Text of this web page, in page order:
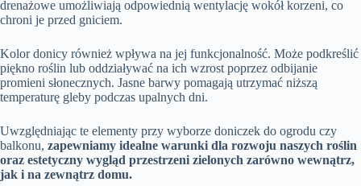
drenażowe umożliwiają odpowiednią wentylację wokół korzeni, co
chroni je przed gniciem.
Kolor donicy również wpływa na jej funkcjonalność. Może podkreślić
piękno roślin lub oddziaływać na ich wzrost poprzez odbijanie
promieni słonecznych. Jasne barwy pomagają utrzymać niższą
temperaturę gleby podczas upalnych dni.
Uwzględniając te elementy przy wyborze doniczek do ogrodu czy
balkonu, zapewniamy idealne warunki dla rozwoju naszych roślin
oraz estetyczny wygląd przestrzeni zielonych zarówno wewnątrz,
jak i na zewnątrz domu.